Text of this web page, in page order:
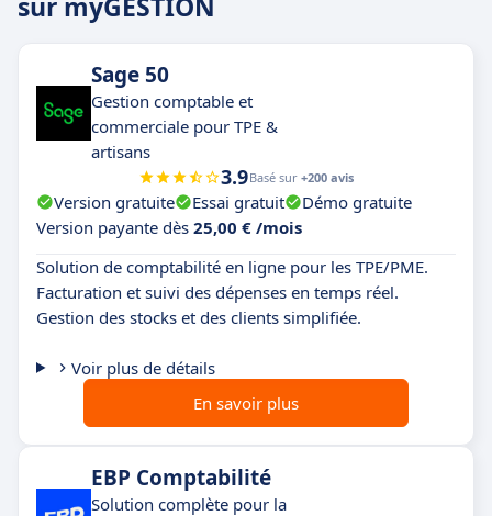
Sage 50
Gestion comptable et
commerciale pour TPE &
artisans
3.9Basé sur +200 avis
Version gratuite Essai gratuit
Démo gratuite
Version payante dès 25,00 € /mois
Solution de comptabilité en ligne pour les TPE/PME.
Facturation et suivi des dépenses en temps réel.
Gestion des stocks et des clients simplifiée.
Voir plus de détails
En savoir plus
EBP Comptabilité
Solution complète pour la